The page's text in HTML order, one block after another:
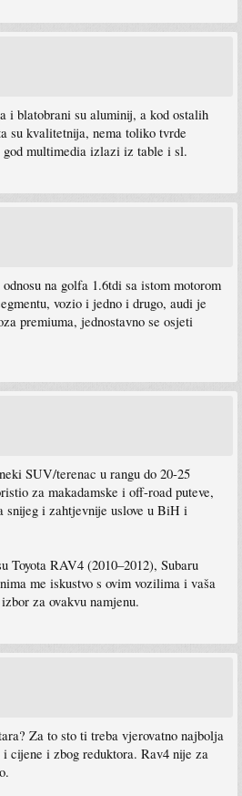
i blatobrani su aluminij, a kod ostalih
su kvalitetnija, nema toliko tvrde
god multimedia izlazi iz table i sl.
na golfa 1.6tdi sa istom motorom
vozio i jedno i drugo, audi je
premiuma, jednostavno se osjeti
SUV/terenac u rangu do 20-25
za makadamske i off-road puteve,
snijeg i zahtjevnije uslove u BiH i
Toyota RAV4 (2010–2012), Subaru
me iskustvo s ovim vozilima i vaša
za ovakvu namjenu.
Za to sto ti treba vjerovatno najbolja
cijene i zbog reduktora. Rav4 nije za